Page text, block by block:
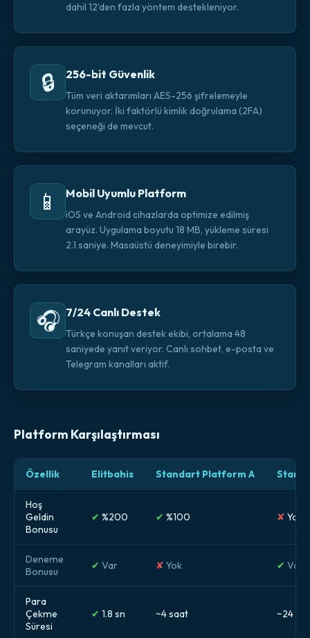
dahil 12'den fazla yöntem destekleniyor.
🔒 256-bit Güvenlik
Tüm veri aktarımları AES-256 şifrelemeyle
korunuyor. İki faktörlü kimlik doğrulama (2FA)
seçeneği de mevcut.
📱 Mobil Uyumlu Platform
iOS ve Android cihazlarda optimize edilmiş
arayüz. Uygulama boyutu 18 MB, yükleme süresi
2.1 saniye. Masaüstü deneyimiyle birebir.
🎧 7/24 Canlı Destek
Türkçe konuşan destek ekibi, ortalama 48
saniyede yanıt veriyor. Canlı sohbet, e-posta ve
Telegram kanalları aktif.
Platform Karşılaştırması
Özellik Elitbahis Standart Platform A
Hoş
Geldin
Bonusu
✔ %200 ✔ %100 ✘ Yok
Deneme
Bonusu
✔ Var ✘ Yok ✔ Var
Para
Çekme
Süresi
✔ 1.8 sn ~4 saat ~24